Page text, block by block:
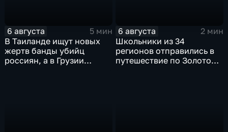
6 августа
5 мин
В Таиланде ищут новых
жертв банды убийц
россиян, а в Грузии
6 августа
2 мин
Школьники из 34
регионов отправились в
путешествие по Золотому